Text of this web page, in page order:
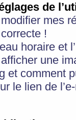
de
mes
!
horaire et
une
et comment
le lien de